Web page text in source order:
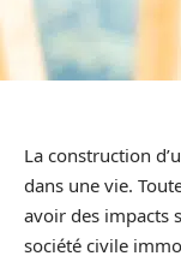
La construction
dans une vie.
avoir des impacts
société civile